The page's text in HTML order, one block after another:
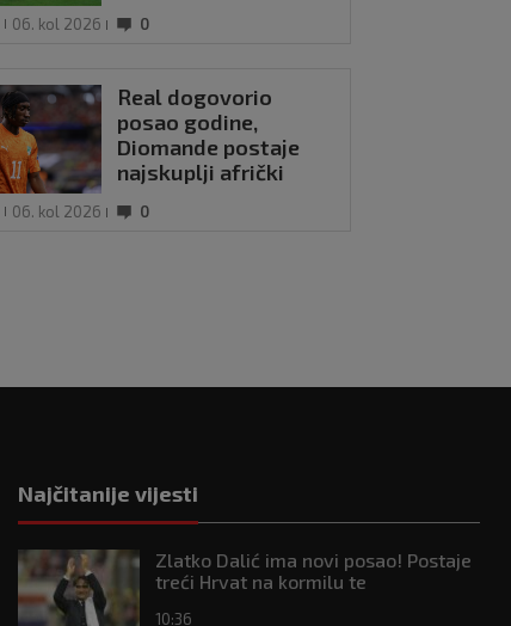
06. kol 2026 0
Real dogovorio
posao godine,
Diomande postaje
najskuplji afrički
povijesti
06. kol 2026 0
Najčitanije vijesti
Zlatko Dalić ima novi posao! Postaje
treći Hrvat na kormilu te
10:36